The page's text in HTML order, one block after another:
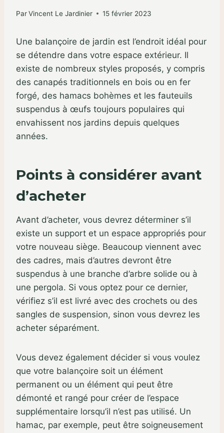
ParVincent Le Jardinier 15 février 2023
Une balançoire de jardin est l’endroit idéal pour
se détendre dans votre espace extérieur. Il
existe de nombreux styles proposés, y compris
des canapés traditionnels en bois ou en fer
forgé, des hamacs bohèmes et les fauteuils
suspendus à œufs toujours populaires qui
envahissent nos jardins depuis quelques
années.
Points à considérer avant
d’acheter
Avant d’acheter, vous devrez déterminer s’il
existe un support et un espace appropriés pour
votre nouveau siège. Beaucoup viennent avec
des cadres, mais d’autres devront être
suspendus à une branche d’arbre solide ou à
une pergola. Si vous optez pour ce dernier,
vérifiez s’il est livré avec des crochets ou des
sangles de suspension, sinon vous devrez les
acheter séparément.
Vous devez également décider si vous voulez
que votre balançoire soit un élément
permanent ou un élément qui peut être
démonté et rangé pour créer de l’espace
supplémentaire lorsqu’il n’est pas utilisé. Un
hamac, par exemple, peut être soigneusement